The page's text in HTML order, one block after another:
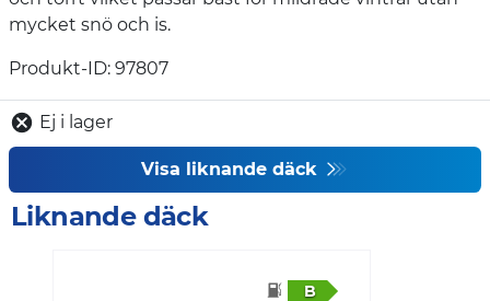
mycket snö och is.
Produkt-ID: 97807
Ej i lager
Visa liknande däck
Liknande däck
B